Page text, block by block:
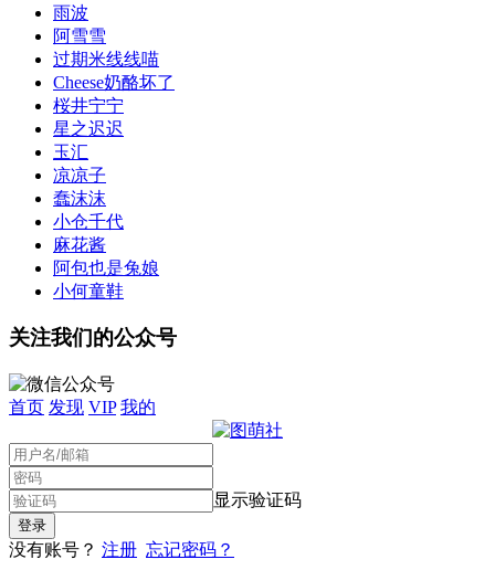
雨波
阿雪雪
过期米线线喵
Cheese奶酪坏了
桜井宁宁
星之迟迟
玉汇
凉凉子
蠢沫沫
小仓千代
麻花酱
阿包也是兔娘
小何童鞋
关注我们的公众号
首页 发现 VIP 我的
显示验证码
没有账号？ 注册 忘记密码？